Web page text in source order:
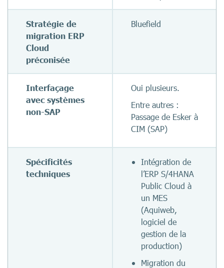
Stratégie de
migration ERP
Cloud
préconisée
Bluefield
Interfaçage
avec systèmes
non-SAP
Oui plusieurs.
Entre autres :
Passage de Esker à
CIM (SAP)
Spécificités
techniques
Intégration de
l’ERP S/4HANA
Public Cloud à
un MES
(Aquiweb,
logiciel de
gestion de la
production)
Migration du